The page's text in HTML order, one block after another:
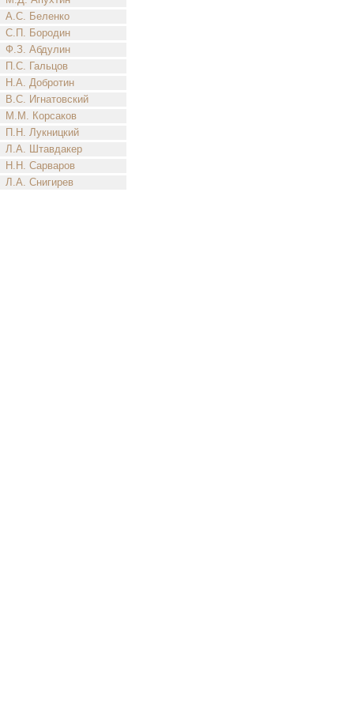
А.С. Беленко
С.П. Бородин
Ф.З. Абдулин
П.С. Гальцов
Н.А. Добротин
В.С. Игнатовский
М.М. Корсаков
П.Н. Лукницкий
Л.А. Штавдакер
Н.Н. Сарваров
Л.А. Снигирев